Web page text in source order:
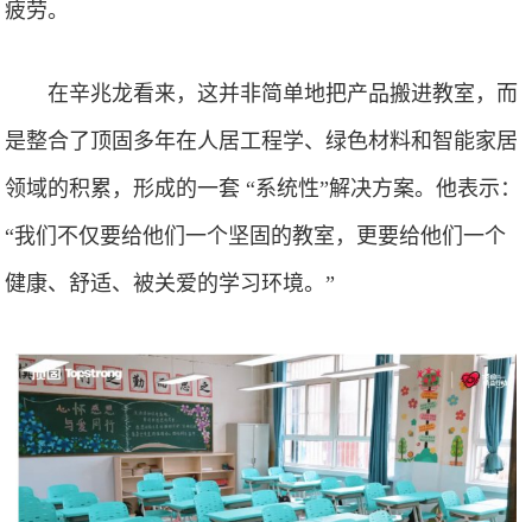
疲劳。
在辛兆龙看来，这并非简单地把产品搬进教室，而
是整合了顶固多年在人居工程学、绿色材料和智能家居
领域的积累，形成的一套 “系统性”解决方案。他表示：
“我们不仅要给他们一个坚固的教室，更要给他们一个
健康、舒适、被关爱的学习环境。”